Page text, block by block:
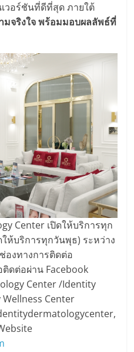
วอร์ชันที่ดีที่สุด ภายใต้
มจริงใจ พร้อมมอบผลลัพธ์ที่
Center เปิดให้บริการทุก
ห้บริการทุกวันพุธ) ระหว่าง
องทางการติดต่อ
ดต่อผ่าน Facebook
Center /Identity
Center